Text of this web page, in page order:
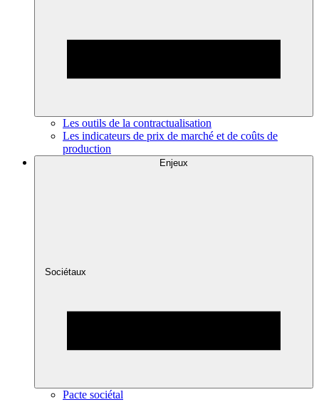
Les outils de la contractualisation
Les indicateurs de prix de marché et de coûts de
production
Enjeux
Sociétaux
Pacte sociétal